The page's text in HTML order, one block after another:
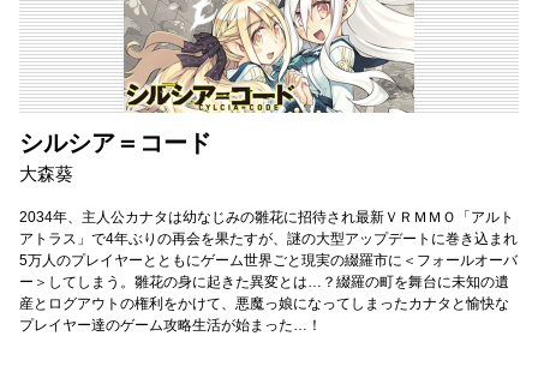
シルシア＝コード
大森葵
2034年、主人公カナタは幼なじみの雛花に招待され最新ＶＲＭＭＯ「アルト
アトラス」で4年ぶりの再会を果たすが、謎の大型アップデートに巻き込まれ
5万人のプレイヤーとともにゲーム世界ごと現実の綴羅市に＜フォールオーバ
ー＞してしまう。雛花の身に起きた異変とは…？綴羅の町を舞台に未知の遺
産とログアウトの権利をかけて、悪魔っ娘になってしまったカナタと愉快な
プレイヤー達のゲーム攻略生活が始まった…！